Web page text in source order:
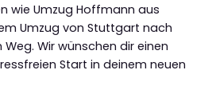
wie Umzug Hoffmann aus
Umzug von Stuttgart nach
Wir wünschen dir einen
Start in deinem neuen